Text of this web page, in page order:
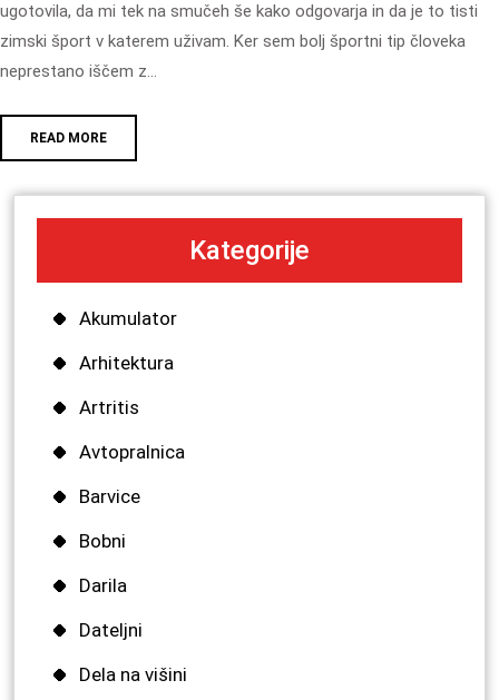
ugotovila, da mi tek na smučeh še kako odgovarja in da je to tisti
zimski šport v katerem uživam. Ker sem bolj športni tip človeka
neprestano iščem z…
READ MORE
Kategorije
Akumulator
Arhitektura
Artritis
Avtopralnica
Barvice
Bobni
Darila
Dateljni
Dela na višini